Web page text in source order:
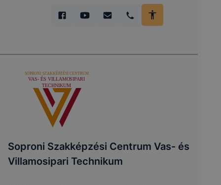
Soproni Szakképzési Centrum Vas- és
Villamosipari Technikum